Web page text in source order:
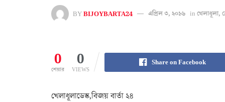
BYBIJOYBARTA24 এপ্রিল ৩, ২০১৬ in খেলাধূলা,
0
শেয়ার
0
VIEWS
Share on Facebook
খেলাধূলাডেস্ক,বিজয় বার্তা ২৪